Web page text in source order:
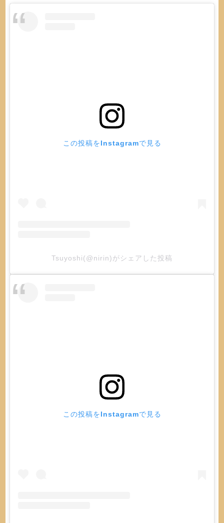
この投稿をInstagramで見る
Tsuyoshi(@nirin)がシェアした投稿
この投稿をInstagramで見る